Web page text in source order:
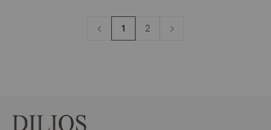
В момента четете страница
1
Страница
2